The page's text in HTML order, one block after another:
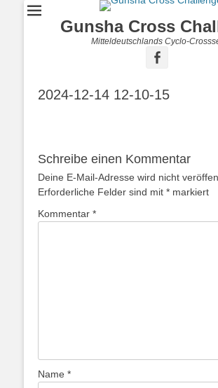
Gunsha Cross
Mitteldeutschlands Cyclo-
2024-12-14 12-10-15
Schreibe einen Kommentar
Deine E-Mail-Adresse wird nicht
Erforderliche Felder sind mit * markiert
Kommentar *
Name *